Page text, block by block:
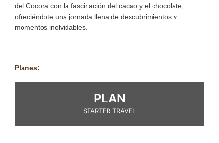
del Cocora con la fascinación del cacao y el chocolate,
ofreciéndote una jornada llena de descubrimientos y
momentos inolvidables.
Planes:
PLAN
STARTER TRAVEL